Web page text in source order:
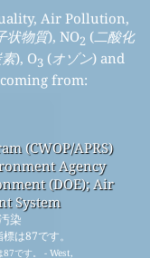
Air Pollution,
状物質), NO2 (二酸化
), O3 (オゾン) and
from:
(CWOP/APRS)
Agency
(DOE); Air
System
染
は87です。
です。 - West,